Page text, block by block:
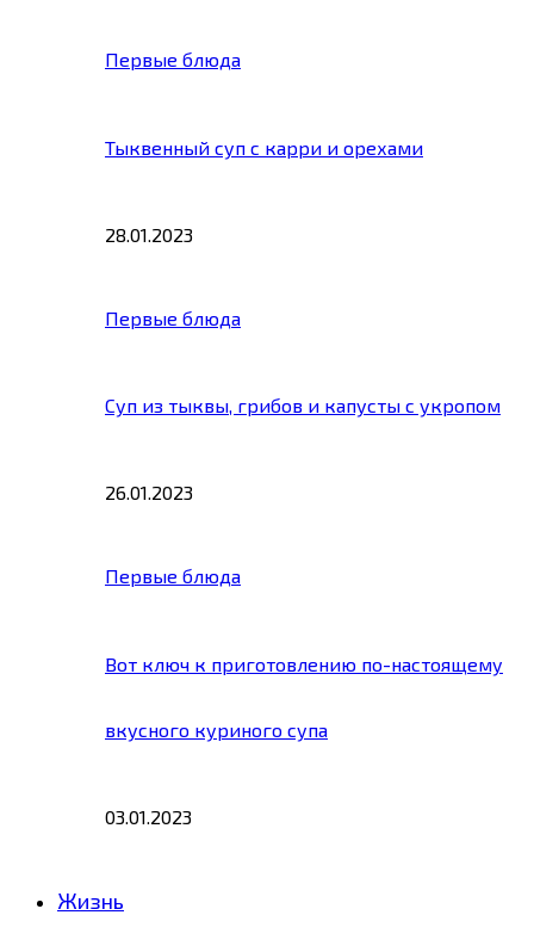
Первые блюда
Тыквенный суп с карри и орехами
28.01.2023
Первые блюда
Суп из тыквы, грибов и капусты с укропом
26.01.2023
Первые блюда
Вот ключ к приготовлению по-настоящему
вкусного куриного супа
03.01.2023
Жизнь